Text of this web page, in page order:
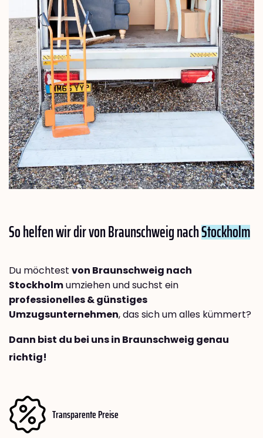
So helfen wir dir von Braunschweig nachStockholm
Du möchtest von Braunschweig nach
Stockholmumziehen und suchst ein
professionelles & günstiges
Umzugsunternehmen, das sich um alles kümmert?
Dann bist du bei uns in Braunschweig genau
richtig!
Transparente Preise